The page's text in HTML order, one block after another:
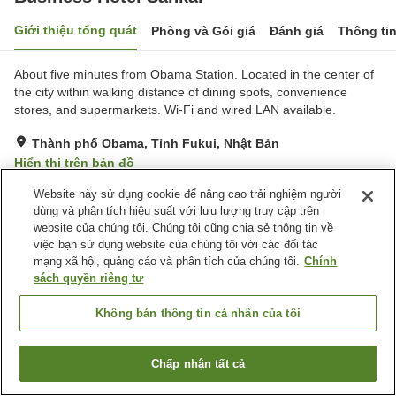
Giới thiệu tổng quát Phòng và Gói giá Đánh giá Thông
About five minutes from Obama Station. Located in the center of
the city within walking distance of dining spots, convenience
stores, and supermarkets. Wi-Fi and wired LAN available.
Thành phố Obama, Tỉnh Fukui, Nhật Bản
Hiển thị trên bản đồ
Đánh giá:27lượt
Tiện nghi chỗ nghỉ
Bãi đỗ xe
Máy bán hàng tự động
Giao Hàng Tận Nhà
Trang chủ Nhật Bản Tỉnh Fukui
Thành phố Obama
Business Hotel Sankai
Tìm phòng trống
Website này sử dụng cookie để nâng cao trải nghiệm người
dùng và phân tích hiệu suất với lưu lượng truy cập trên
website của chúng tôi. Chúng tôi cũng chia sẻ thông tin về
việc bạn sử dụng website của chúng tôi với các đối tác
mạng xã hội, quảng cáo và phân tích của chúng tôi. Chính
sách quyền riêng tư
Không bán thông tin cá nhân của tôi
Chấp nhận tất cả